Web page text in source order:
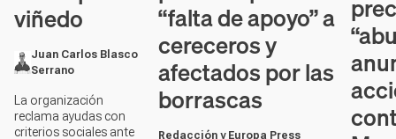
viñedo
Juan Carlos Blasco
Serrano
La organización
reclama ayudas con
criterios sociales ante
“falta de apoyo” a
cereceros y
afectados por las
borrascas
Redacción y Europa Press